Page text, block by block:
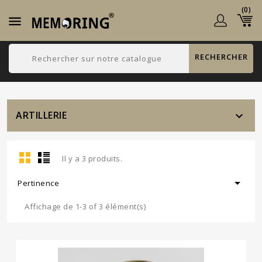

(0)
RECHERCHER
ARTILLERIE 
Il y a 3 produits.
Pertinence 
Affichage de 1-3 of 3 élément(s)